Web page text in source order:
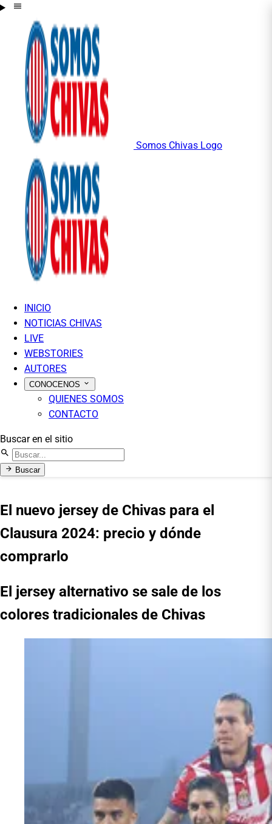
Somos Chivas Logo
INICIO
NOTICIAS CHIVAS
LIVE
WEBSTORIES
AUTORES
CONOCENOS
QUIENES SOMOS
CONTACTO
Buscar en el sitio
Buscar
El nuevo jersey de Chivas para el
Clausura 2024: precio y dónde
comprarlo
El jersey alternativo se sale de los
colores tradicionales de Chivas